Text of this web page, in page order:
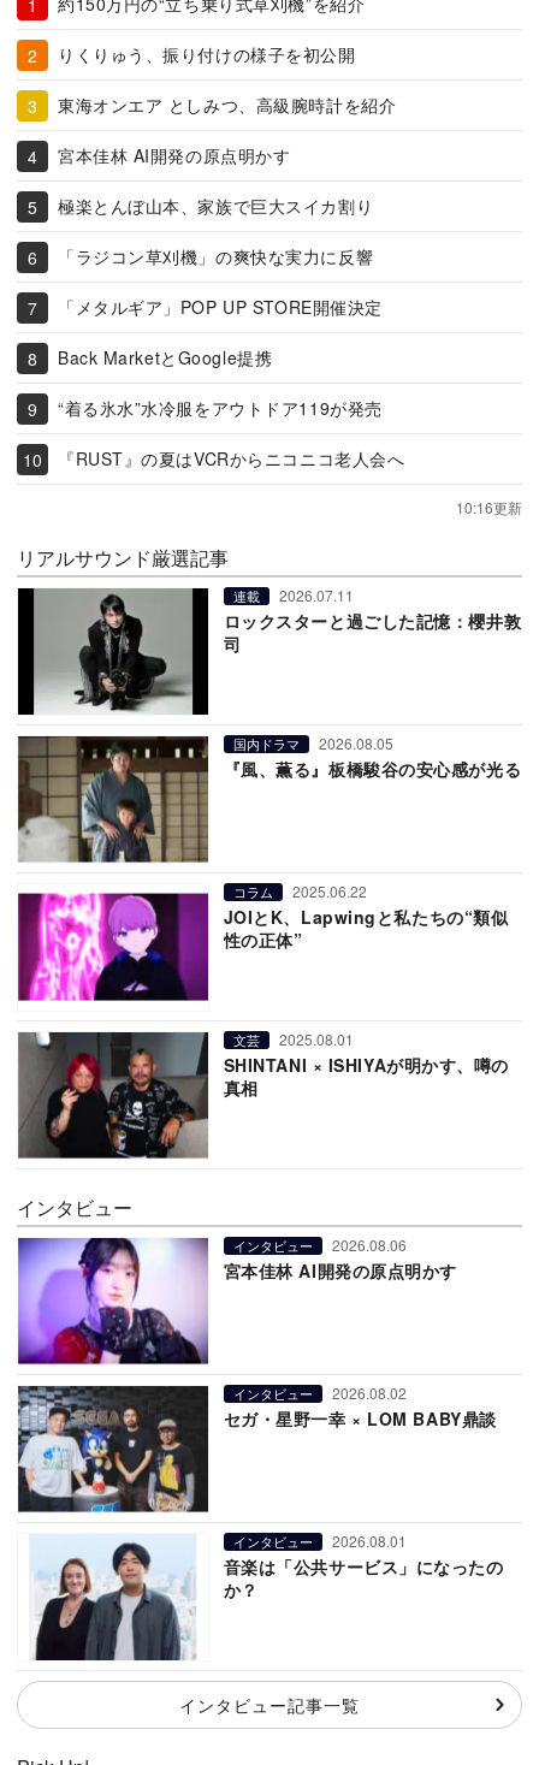
りくりゅう、振り付けの様子を初公開
東海オンエア としみつ、高級腕時計を紹介
宮本佳林 AI開発の原点明かす
極楽とんぼ山本、家族で巨大スイカ割り
「ラジコン草刈機」の爽快な実力に反響
「メタルギア」POP UP STORE開催決定
Back MarketとGoogle提携
“着る氷水”水冷服をアウトドア119が発売
『RUST』の夏はVCRからニコニコ老人会へ
10:16更新
リアルサウンド厳選記事
連載 2026.07.11
ロックスターと過ごした記憶：櫻井敦
司
国内ドラマ 2026.08.05
『風、薫る』板橋駿谷の安心感が光る
コラム 2025.06.22
JOIとK、Lapwingと私たちの“類似
性の正体”
文芸 2025.08.01
SHINTANI × ISHIYAが明かす、噂の
真相
インタビュー
インタビュー 2026.08.06
宮本佳林 AI開発の原点明かす
インタビュー 2026.08.02
セガ・星野一幸 × LOM BABY鼎談
インタビュー 2026.08.01
音楽は「公共サービス」になったの
か？
インタビュー記事一覧